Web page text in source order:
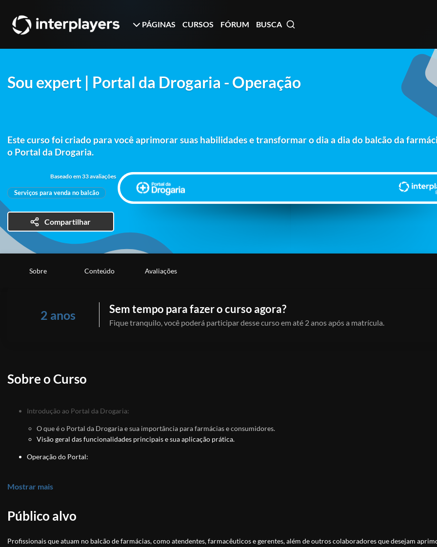
PÁGINAS CURSOS FÓRUM BUSCA
Sou expert | Portal da Drogaria - Operação
Este curso foi criado para você aprimorar suas habilidades e transformar o dia a dia do balcão da
o Portal da Drogaria.
Baseado em 33 avaliações
Serviços para venda no balcão
Compartilhar
Sobre Conteúdo Avaliações
2 anos Sem tempo para fazer o curso agora?
Fique tranquilo, você poderá participar desse curso em até 2 anos após a matrícula.
Sobre o Curso
Introdução ao Portal da Drogaria:
O que é o Portal da Drogaria e sua importância para farmácias e consumidores.
Visão geral das funcionalidades principais e sua aplicação prática.
Operação do Portal:
Dicas para otimizar o uso das ferramentas do sistema.
Estratégias para utilizar o portal para oferecer um atendimento ágil e eficiente.
Mostrar mais
Público alvo
Profissionais que atuam no balcão de farmácias, como atendentes, farmacêuticos e gerentes, além de outros colaboradores que desejam